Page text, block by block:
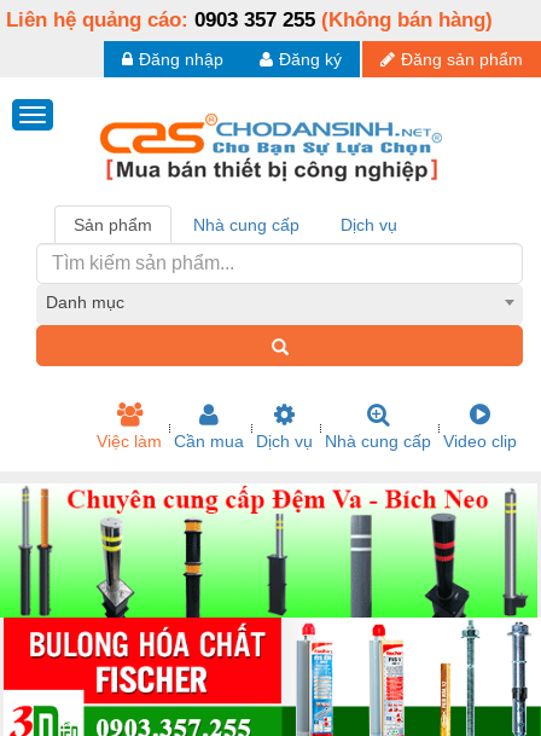
Liên hệ quảng cáo: 0903 357 255 (Không bán hàng)
Đăng sản phẩm
Đăng ký
Đăng nhập
Sản phẩm Nhà cung cấp Dịch vụ
Danh mục
Việc làm Cần mua Dịch vụ Nhà cung cấp Video clip